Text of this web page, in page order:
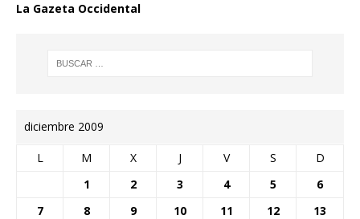
La Gazeta Occidental
diciembre 2009
L M X J V S D
1 2 3 4 5
6
7
8 9 10 11 12
13